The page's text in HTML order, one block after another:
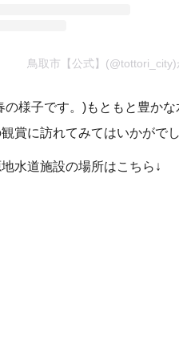
鳥取市【公式】
の様子です。)もともと豊か
賞に訪れてみてはいかがでし
地水道施設の場所はこちら↓